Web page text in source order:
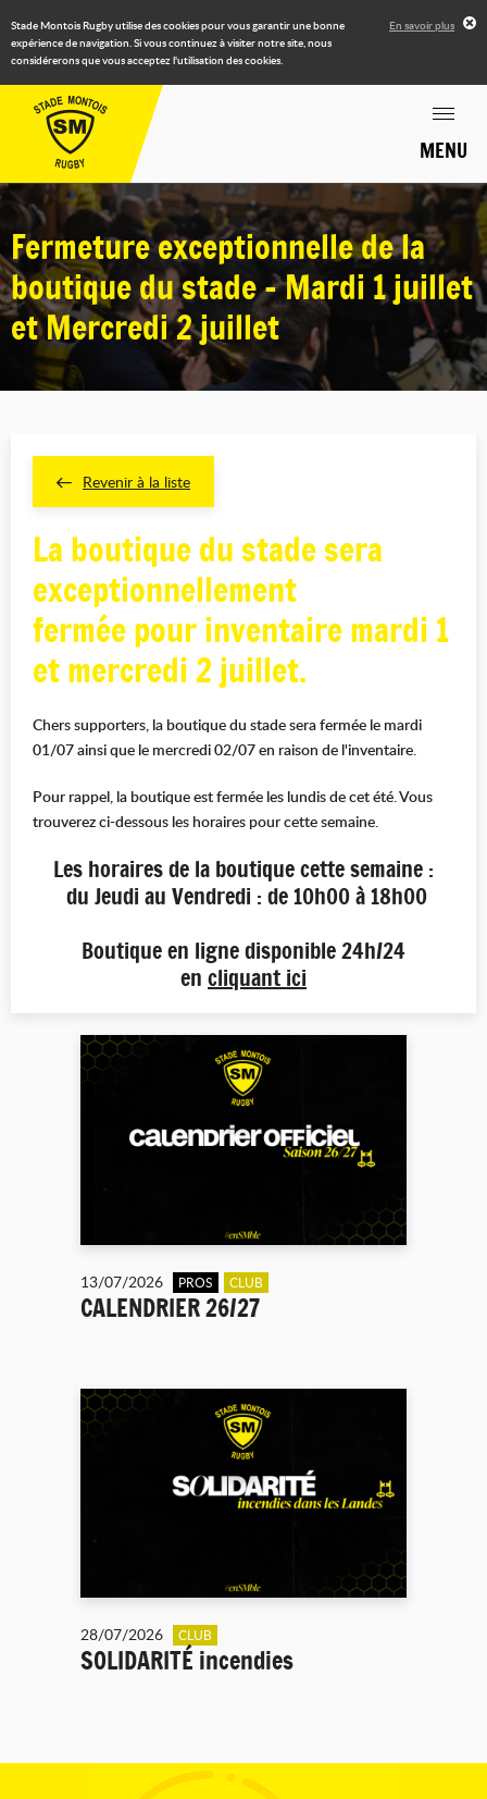
Stade Montois Rugby utilise des cookies pour vous garantir une bonne
expérience de navigation. Si vous continuez à visiter notre site, nous
considérerons que vous acceptez l'utilisation des cookies.
En savoir plus
MENU
Fermeture exceptionnelle de la
boutique du stade - Mardi 1 juillet
et Mercredi 2 juillet
Revenir à la liste
La boutique du stade sera
exceptionnellement
fermée pour inventaire mardi 1
et mercredi 2 juillet.
Chers supporters, la boutique du stade sera fermée le mardi
01/07 ainsi que le mercredi 02/07 en raison de l'inventaire.
Pour rappel, la boutique est fermée les lundis de cet été. Vous
trouverez ci-dessous les horaires pour cette semaine.
Les horaires de la boutique cette semaine :
du Jeudi au Vendredi : de 10h00 à 18h00
Boutique en ligne disponible 24h/24
en cliquant ici
13/07/2026 PROS CLUB
CALENDRIER 26/27
28/07/2026 CLUB
SOLIDARITÉ incendies